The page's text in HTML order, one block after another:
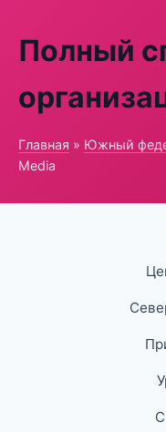
Полный
Главная » Южный
Media